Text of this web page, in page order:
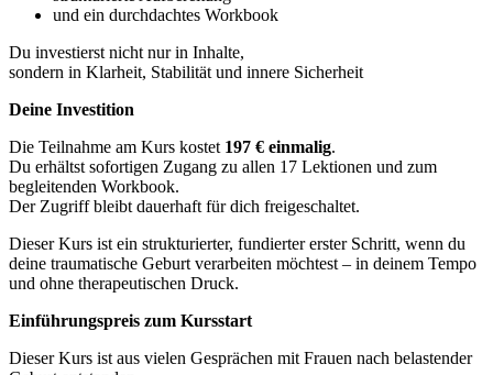
und ein durchdachtes Workbook
Du investierst nicht nur in Inhalte,
sondern in Klarheit, Stabilität und innere Sicherheit
Deine Investition
Die Teilnahme am Kurs kostet 197 € einmalig.
Du erhältst sofortigen Zugang zu allen 17 Lektionen und zum
begleitenden Workbook.
Der Zugriff bleibt dauerhaft für dich freigeschaltet.
Dieser Kurs ist ein strukturierter, fundierter erster Schritt, wenn du
deine traumatische Geburt verarbeiten möchtest – in deinem Tempo
und ohne therapeutischen Druck.
Einführungspreis zum Kursstart
Dieser Kurs ist aus vielen Gesprächen mit Frauen nach belastender